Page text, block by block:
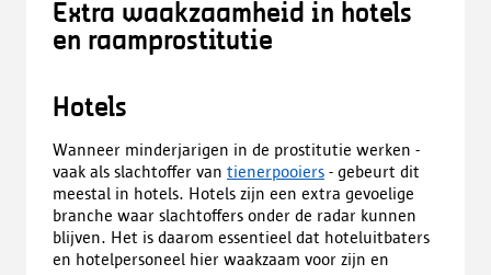
Extra waakzaamheid in hotels
en raamprostitutie
Hotels
Wanneer minderjarigen in de prostitutie werken -
vaak als slachtoffer van tienerpooiers - gebeurt dit
meestal in hotels. Hotels zijn een extra gevoelige
branche waar slachtoffers onder de radar kunnen
blijven. Het is daarom essentieel dat hoteluitbaters
en hotelpersoneel hier waakzaam voor zijn en